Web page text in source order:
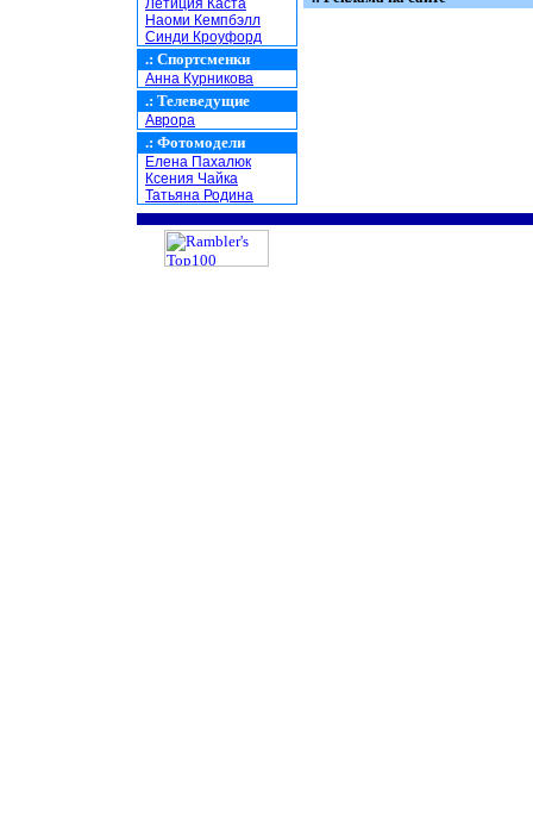
Летиция Каста
Наоми Кемпбэлл
Синди Кроуфорд
.: Спортсменки
Анна Курникова
.: Телеведущие
Аврора
.: Фотомодели
Елена Пахалюк
Ксения Чайка
Татьяна Родина